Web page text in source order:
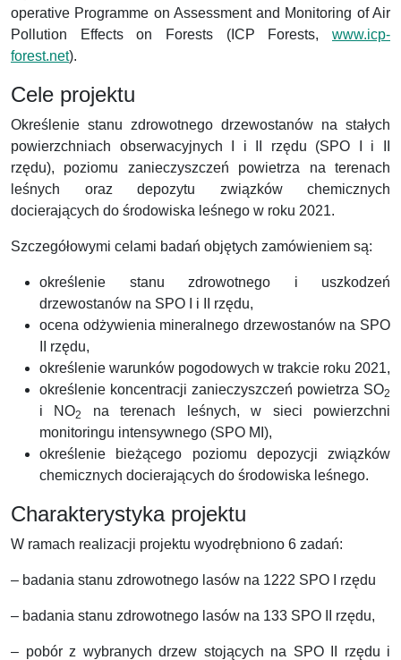
operative Programme on Assessment and Monitoring of Air
Pollution Effects on Forests (ICP Forests, www.icp-
forest.net).
Cele projektu
Określenie stanu zdrowotnego drzewostanów na stałych
powierzchniach obserwacyjnych I i II rzędu (SPO I i II
rzędu), poziomu zanieczyszczeń powietrza na terenach
leśnych oraz depozytu związków chemicznych
docierających do środowiska leśnego w roku 2021.
Szczegółowymi celami badań objętych zamówieniem są:
określenie stanu zdrowotnego i uszkodzeń
drzewostanów na SPO I i II rzędu,
ocena odżywienia mineralnego drzewostanów na SPO
II rzędu,
określenie warunków pogodowych w trakcie roku 2021,
określenie koncentracji zanieczyszczeń powietrza SO2
i NO2
na terenach leśnych, w sieci powierzchni
monitoringu intensywnego (SPO MI),
określenie bieżącego poziomu depozycji związków
chemicznych docierających do środowiska leśnego.
Charakterystyka projektu
W ramach realizacji projektu wyodrębniono 6 zadań:
– badania stanu zdrowotnego lasów na 1222 SPO I rzędu
– badania stanu zdrowotnego lasów na 133 SPO II rzędu,
– pobór z wybranych drzew stojących na SPO II rzędu i